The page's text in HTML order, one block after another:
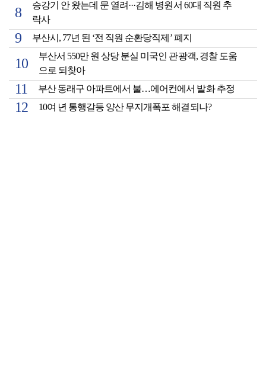
승강기 안 왔는데 문 열려···김해 병원서 60대 직원 추
락사
부산시, 77년 된 ‘전 직원 순환당직제’ 폐지
부산서 550만 원 상당 분실 미국인 관광객, 경찰 도움
으로 되찾아
부산 동래구 아파트에서 불…에어컨에서 발화 추정
10여 년 통행갈등 양산 무지개폭포 해결되나?